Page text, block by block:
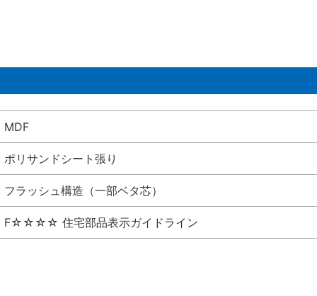
MDF
ポリサンドシート張り
フラッシュ構造（一部ベタ芯）
F☆☆☆☆ 住宅部品表示ガイドライン